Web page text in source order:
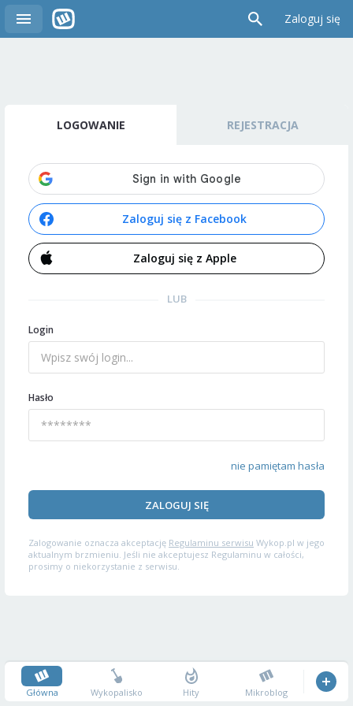
Zaloguj się
LOGOWANIE REJESTRACJA
Zaloguj się z Facebook
Zaloguj się z Apple
LUB
Login
Hasło
nie pamiętam hasła
ZALOGUJ SIĘ
Zalogowanie oznacza akceptację Regulaminu serwisu Wykop.pl w jego
aktualnym brzmieniu. Jeśli nie akceptujesz Regulaminu w całości,
prosimy o niekorzystanie z serwisu.
Główna Wykopalisko Hity Mikroblog